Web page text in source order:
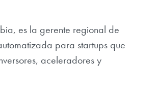
es la gerente regional de
para startups que
aceleradores y